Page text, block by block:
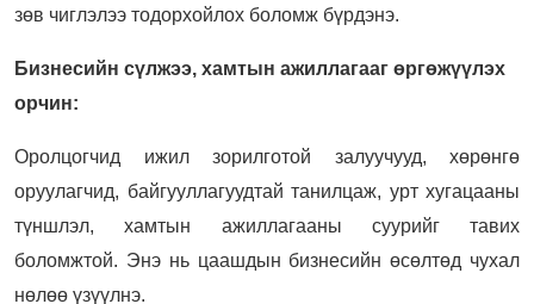
зөв чиглэлээ тодорхойлох боломж бүрдэнэ.
Бизнесийн сүлжээ, хамтын ажиллагааг өргөжүүлэх
орчин:
Оролцогчид ижил зорилготой залуучууд, хөрөнгө
оруулагчид, байгууллагуудтай танилцаж, урт хугацааны
түншлэл, хамтын ажиллагааны суурийг тавих
боломжтой. Энэ нь цаашдын бизнесийн өсөлтөд чухал
нөлөө үзүүлнэ.